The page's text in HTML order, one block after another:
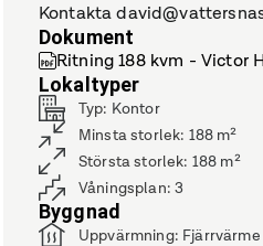
Kontakta
Dokument
Ritning 188 kvm - Victor
Lokaltyper
Typ: Kontor
Minsta storlek: 188 m²
Största storlek: 188 m²
Våningsplan:3
Byggnad
Uppvärmning: Fjärrvärme